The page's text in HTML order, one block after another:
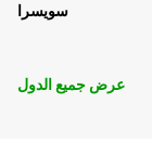
سويسرا
عرض جميع الدول